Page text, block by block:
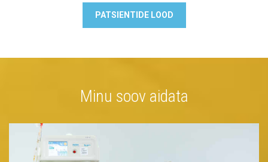
PATSIENTIDE LOOD
Minu soov aidata